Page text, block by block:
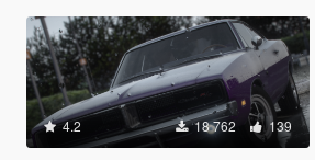
4.2 18 762 139